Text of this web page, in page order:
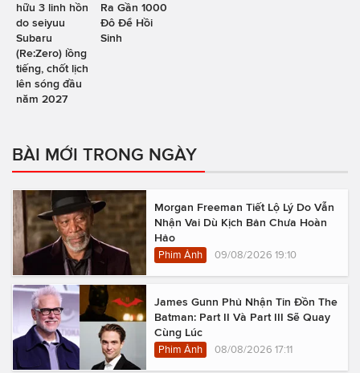
hữu 3 linh hồn
do seiyuu
Subaru
(Re:Zero) lồng
tiếng, chốt lịch
lên sóng đầu
năm 2027
Ra Gần 1000
Đô Để Hồi
Sinh
BÀI MỚI TRONG NGÀY
Morgan Freeman Tiết Lộ Lý Do Vẫn
Nhận Vai Dù Kịch Bản Chưa Hoàn
Hảo
Phim Ảnh 09/08/2026 19:10
James Gunn Phủ Nhận Tin Đồn The
Batman: Part II Và Part III Sẽ Quay
Cùng Lúc
Phim Ảnh 08/08/2026 17:11